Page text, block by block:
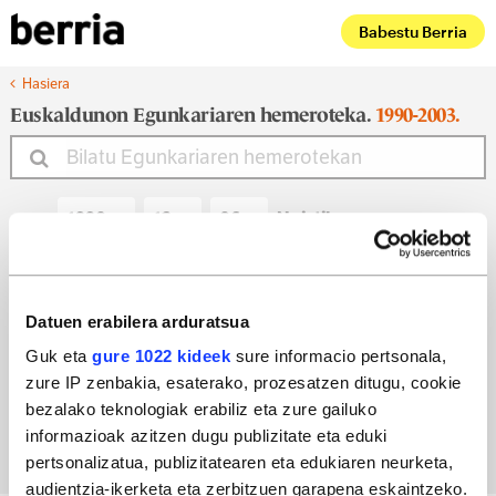
Datuen erabilera arduratsua
Guk eta gure 1022 kideek sure informacio pertsonala,
zure IP zenbakia, esaterako, prozesatzen ditugu, cookie
bezalako teknologiak erabiliz eta zure gailuko
informazioak azitzen dugu publizitate eta eduki
pertsonalizatua, publizitatearen eta edukiaren neurketa,
audientzia-ikerketa eta zerbitzuen garapena eskaintzeko.
Babestu Berria
Hasiera
Euskaldunon Egunkariaren hemeroteka. 1990-2003.
Noiztik
Noiz arte
Bilatu egun bateko edizioa